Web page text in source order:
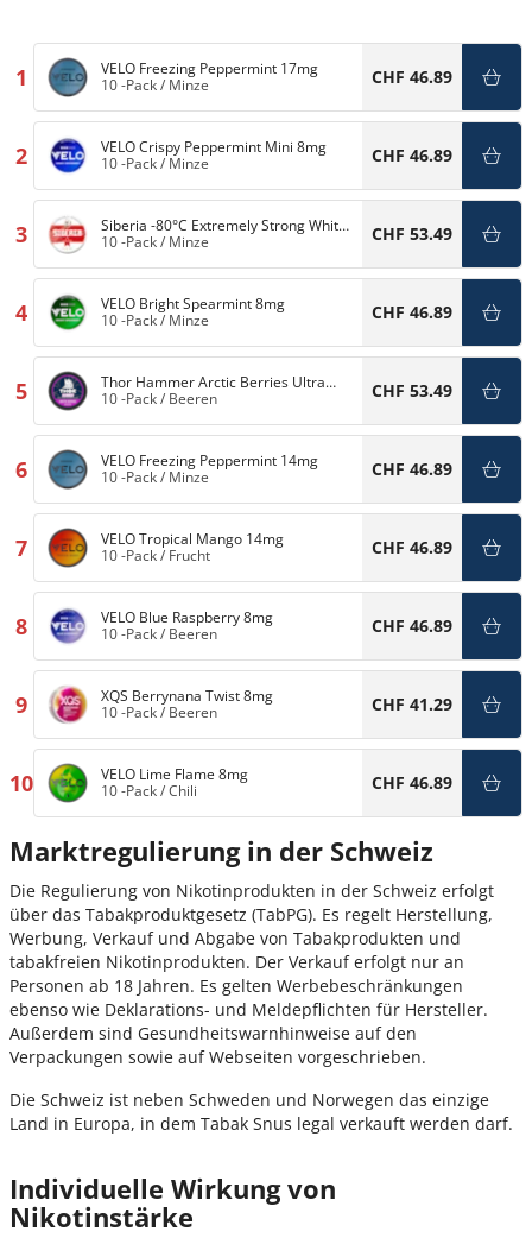
1
VELO Freezing Peppermint 17mg
10 -Pack/ Minze CHF 46.89
2
VELO Crispy Peppermint Mini 8mg
10 -Pack/ Minze CHF 46.89
3
Siberia -80°C Extremely Strong White
Dry Portion
10 -Pack/ Minze CHF 53.49
4
VELO Bright Spearmint 8mg
10 -Pack/ Minze CHF 46.89
5
Thor Hammer Arctic Berries Ultra
Strong 16mg
10 -Pack/ Beeren CHF 53.49
6
VELO Freezing Peppermint 14mg
10 -Pack/ Minze CHF 46.89
7
VELO Tropical Mango 14mg
10 -Pack/ Frucht CHF 46.89
8
VELO Blue Raspberry 8mg
10 -Pack/ Beeren CHF 46.89
9
XQS Berrynana Twist 8mg
10 -Pack/ Beeren CHF 41.29
10
VELO Lime Flame 8mg
10 -Pack/Chili CHF 46.89
Marktregulierung in der Schweiz
Die Regulierung von Nikotinprodukten in der Schweiz erfolgt
über das Tabakproduktgesetz (TabPG). Es regelt Herstellung,
Werbung, Verkauf und Abgabe von Tabakprodukten und
tabakfreien Nikotinprodukten. Der Verkauf erfolgt nur an
Personen ab 18 Jahren. Es gelten Werbebeschränkungen
ebenso wie Deklarations- und Meldepflichten für Hersteller.
Außerdem sind Gesundheitswarnhinweise auf den
Verpackungen sowie auf Webseiten vorgeschrieben.
Die Schweiz ist neben Schweden und Norwegen das einzige
Land in Europa, in dem Tabak Snus legal verkauft werden darf.
Individuelle Wirkung von
Nikotinstärke